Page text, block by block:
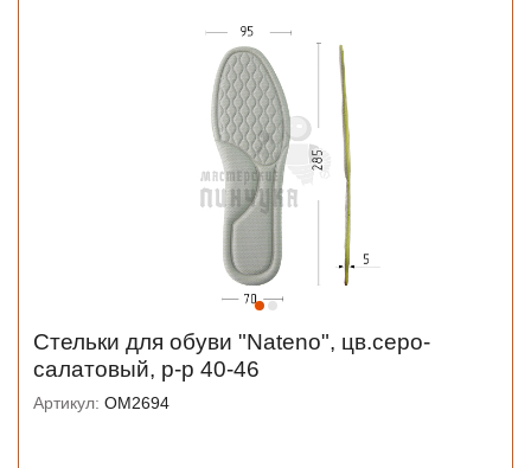
Стельки для обуви "Nateno", цв.серо-
салатовый, р-р 40-46
Артикул: OM2694